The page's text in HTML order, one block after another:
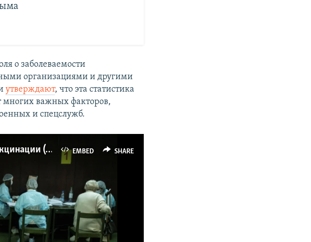
о заболеваемости
организациями и другими
утверждают, что эта статистика
многих важных факторов,
и спецслужб.
EMBED SHARE
Коронавирус мутирует: угрожает ли это вакцинации (видео)
available